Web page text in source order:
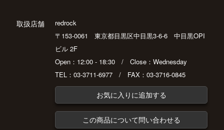
取扱店舗
redrock
〒153-0061 東京都目黒区中目黒3-6-6 中目黒OPI
ビル 2F
Open：12:00 - 18:30 / Close：Wednesday
TEL：03-3711-6977 / FAX：03-3716-0845
お気に入りに追加する
この商品について問い合わせる